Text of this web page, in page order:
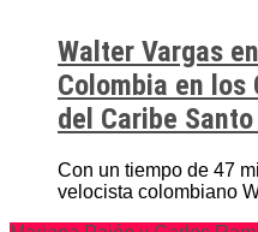
Walter Vargas
Colombia en los
del Caribe
Con un tiempo de 47
velocista colombiano